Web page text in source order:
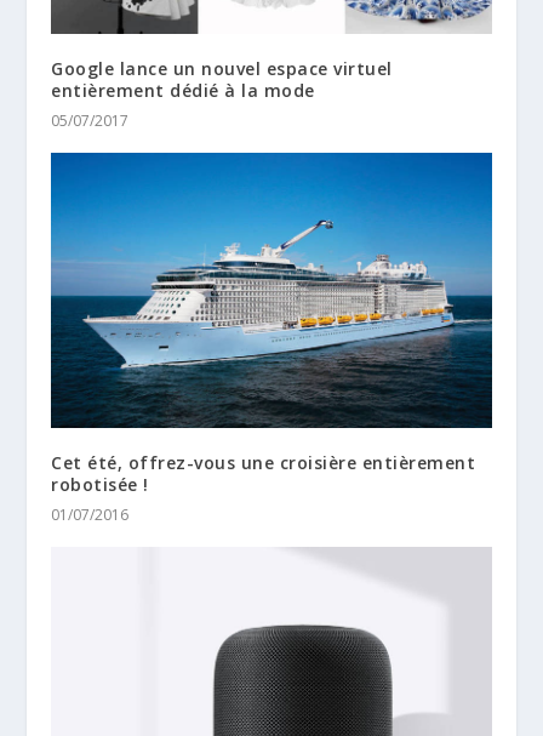
Google lance un nouvel espace virtuel
entièrement dédié à la mode
05/07/2017
Cet été, offrez-vous une croisière entièrement
robotisée !
01/07/2016